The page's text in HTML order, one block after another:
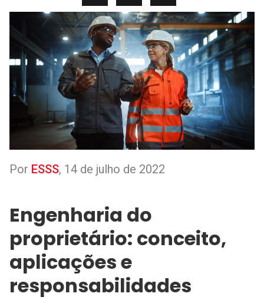
Por ESSS, 14 de julho de 2022
Engenharia do
proprietário: conceito,
aplicações e
responsabilidades